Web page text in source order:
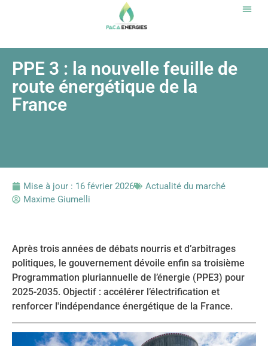
PPE 3 : la nouvelle feuille de
route énergétique de la
France
Mise à jour : 16 février 2026
Actualité du marché
Maxime Giumelli
Après trois années de débats nourris et d’arbitrages
politiques, le gouvernement dévoile enfin sa troisième
Programmation pluriannuelle de l’énergie (PPE3) pour
2025-2035. Objectif : accélérer l’électrification et
renforcer l'indépendance énergétique de la France.